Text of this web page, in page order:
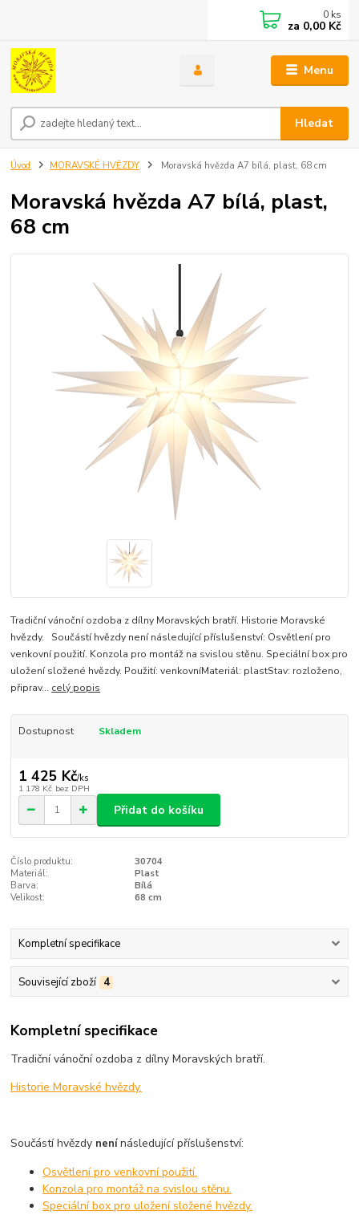
Menu
Hledat
0 ks
za 0,00 Kč
Úvod MORAVSKÉ HVĚZDY Moravská hvězda A7 bílá, plast, 68 cm
Moravská hvězda A7 bílá, plast,
68 cm
Tradiční vánoční ozdoba z dílny Moravských bratří. Historie Moravské
hvězdy. Součástí hvězdy není následující příslušenství: Osvětlení pro
venkovní použití. Konzola pro montáž na svislou stěnu. Speciální box pro
uložení složené hvězdy. Použití: venkovníMateriál: plastStav: rozloženo,
připrav... celý popis
Dostupnost Skladem
1 425 Kč/ks
1 178 Kč bez DPH
Přidat do košíku
Číslo produktu:
30704
Materiál:
Plast
Barva:
Bílá
Velikost:
68 cm
Kompletní specifikace
Související zboží 4
Kompletní specifikace
Tradiční vánoční ozdoba z dílny Moravských bratří.
Historie Moravské hvězdy.
Součástí hvězdy nenínásledující příslušenství:
Osvětlení pro venkovní použití.
Konzola pro montáž na svislou stěnu.
Speciální box pro uložení složené hvězdy.